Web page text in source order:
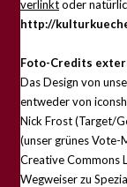
verlinktoder
http://
Foto-Credits
Das Design von
entweder von
Nick Frost (Target/
(unser grünes Vote-
Creative Commons
Wegweiser zu